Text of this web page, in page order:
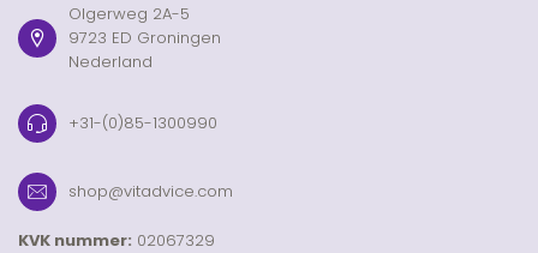
Olgerweg 2A-5
9723 ED Groningen
Nederland
+31-(0)85-1300990
shop@vitadvice.com
KVK nummer: 02067329